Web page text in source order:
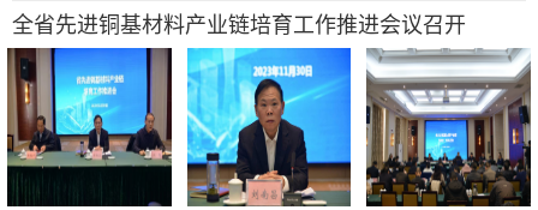
全省先进铜基材料产业链培育工作推进会议召开